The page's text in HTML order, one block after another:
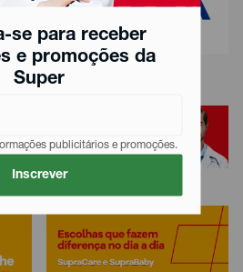
se para receber
e promoções da
Super
publicitários e promoções.
Inscrever